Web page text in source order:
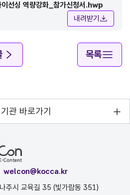
선싱 역량강화_참가신청서.hwp
내려받기
목록
관 바로가기
welcon@kocca.kr
주시 교육길 35 (빛가람동 351)